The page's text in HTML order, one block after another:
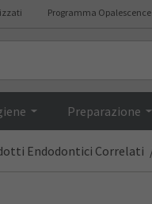
Programma Opalescence
Preparazione
Endodontici Correlati